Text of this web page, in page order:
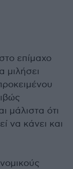
επίμαχο
μιλήσει
μάλιστα ότι
να κάνει και